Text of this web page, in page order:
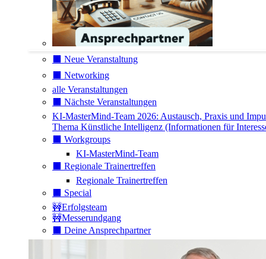
⬛️ Neue Veranstaltung
⬛️ Networking
alle Veranstaltungen
⬛️ Nächste Veranstaltungen
KI-MasterMind-Team 2026: Austausch, Praxis und
Thema Künstliche Intelligenz (Informationen für
⬛️ Workgroups
KI-MasterMind-Team
⬛️ Regionale Trainertreffen
Regionale Trainertreffen
⬛️ Special
🚧Erfolgsteam
🚧Messerundgang
⬛️ Deine Ansprechpartner